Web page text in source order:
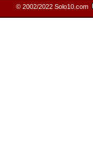
© 2002/2022 Solo10.com